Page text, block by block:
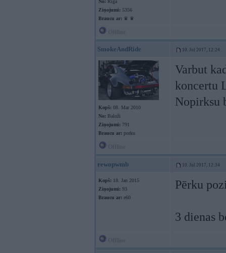
No: Rīga
Ziņojumi: 5356
Braucu ar: ♛ ♛
SmokeAndRide 10. Jul 2017, 12:24
Kopš: 08. Mar 2010
No: Baloži
Ziņojumi: 791
Braucu ar: porku
Varbut
koncertu
Nopirksu
rewopwmb 10. Jul 2017, 12:34
Kopš: 18. Jan 2015
Ziņojumi: 93
Braucu ar: e60
Pērku
3 dienas